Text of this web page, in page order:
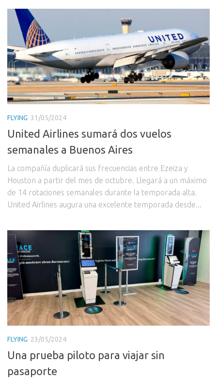
FLYING 31/05/2024
United Airlines sumará dos vuelos
semanales a Buenos Aires
La compañía duplicará sus frecuencias entre Ezeiza y
Houston a partir del mes de octubre. Llegará a un máximo
de 14 rotaciones semanales durante la temporada alta.
United Airlines augura una excelente temporada desde...
FLYING 23/05/2024
Una prueba piloto para viajar sin
pasaporte